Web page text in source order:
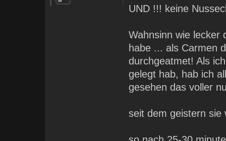
UND !!! keine
Wahnsinn wie lecker
habe ... als Carmen
durchgeatmet! Als
gelegt hab, hab ich
gesehen das voller
seit dem geistern